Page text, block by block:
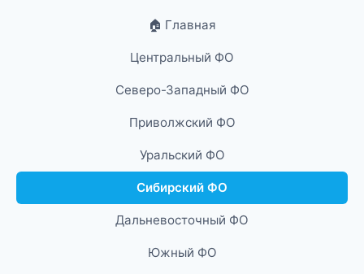
🏠 Главная
Центральный ФО
Северо-Западный ФО
Приволжский ФО
Уральский ФО
Сибирский ФО
Дальневосточный ФО
Южный ФО